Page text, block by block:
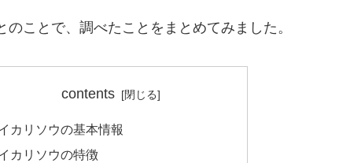
ことで、調べたことをまとめてみました。
contents
カリソウの基本情報
カリソウの特徴